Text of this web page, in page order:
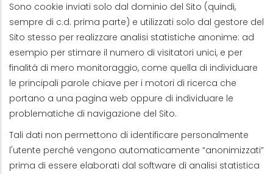
Sono cookie inviati solo dal dominio del Sito (quindi,
sempre di c.d. prima parte) e utilizzati solo dal gestore del
Sito stesso per realizzare analisi statistiche anonime: ad
esempio per stimare il numero di visitatori unici, e per
finalità di mero monitoraggio, come quella di individuare
le principali parole chiave per i motori di ricerca che
portano a una pagina web oppure di individuare le
problematiche di navigazione del Sito.
Tali dati non permettono di identificare personalmente
l'utente perché vengono automaticamente “anonimizzati”
prima di essere elaborati dal software di analisi statistica